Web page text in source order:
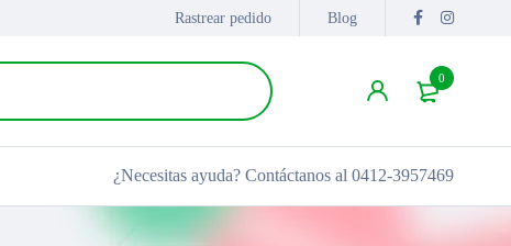
Rastrear pedido Blog
0
¿Necesitas ayuda? Contáctanos al 0412-3957469